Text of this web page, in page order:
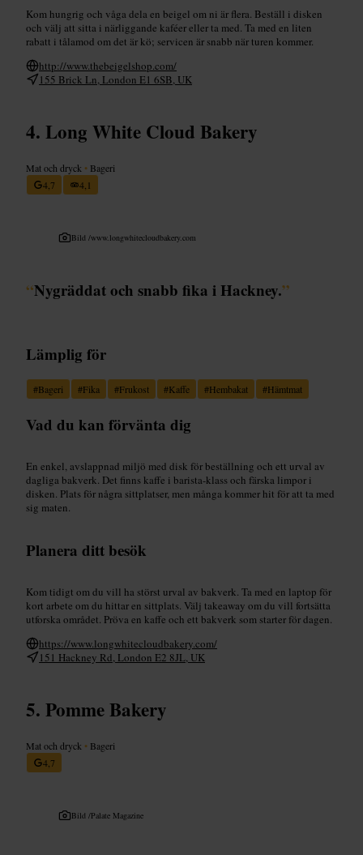
Kom hungrig och våga dela en beigel om ni är flera. Beställ i disken
och välj att sitta i närliggande kaféer eller ta med. Ta med en liten
rabatt i tålamod om det är kö; servicen är snabb när turen kommer.
http://www.thebeigelshop.com/
155 Brick Ln, London E1 6SB, UK
Long White Cloud Bakery
Mat och dryck • Bageri
4,7
4,1
Bild /www.longwhitecloudbakery.com
“Nygräddat och snabb fika i Hackney.”
Lämplig för
#Bageri #Fika #Frukost #Kaffe #Hembakat #Hämtmat
Vad du kan förvänta dig
En enkel, avslappnad miljö med disk för beställning och ett urval av
dagliga bakverk. Det finns kaffe i barista-klass och färska limpor i
disken. Plats för några sittplatser, men många kommer hit för att ta med
sig maten.
Planera ditt besök
Kom tidigt om du vill ha störst urval av bakverk. Ta med en laptop för
kort arbete om du hittar en sittplats. Välj takeaway om du vill fortsätta
utforska området. Pröva en kaffe och ett bakverk som starter för dagen.
https://www.longwhitecloudbakery.com/
151 Hackney Rd, London E2 8JL, UK
Pomme Bakery
Mat och dryck • Bageri
4,7
Bild /Palate Magazine